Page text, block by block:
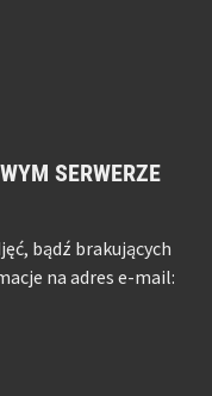
SERWERZE
bądź brakujących
na adres e-mail: